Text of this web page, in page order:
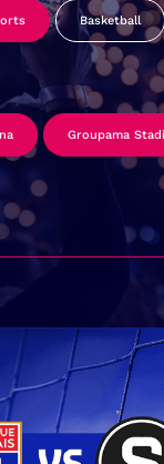
Basketball
Groupama